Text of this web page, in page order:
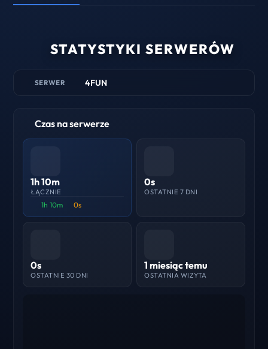
STATYSTYKI SERWERÓW
SERWER 4FUN
Czas na serwerze
1h 10m
ŁĄCZNIE
1h 10m 0s
0s
OSTATNIE 7 DNI
0s
OSTATNIE 30 DNI
1 miesiąc temu
OSTATNIA WIZYTA